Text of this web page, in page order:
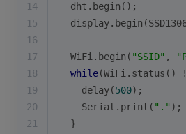
14
  dht.
begin ();
15
  display.
begin
16
17
WiFi . begin ( "SSID" ,
18
while(WiFi . status ()
19
delay(500);
20
Serial . print ( "." );
21
  }